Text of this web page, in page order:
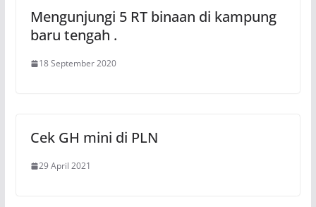
Mengunjungi 5 RT binaan di kampung
baru tengah .
18 September 2020
Cek GH mini di PLN
29 April 2021